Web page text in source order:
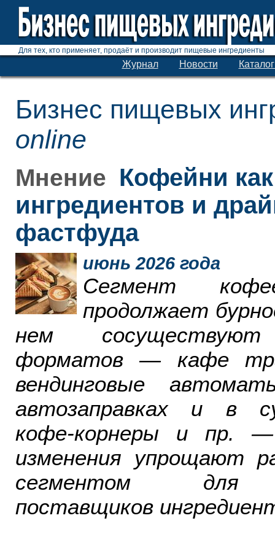
Для тех, кто применяет, продаёт и производит пищевые ингредиенты
Журнал Новости
Бизнес пищевых
online
Мнение Кофейни
ингредиентов и
фастфуда
июнь 2026 года
Сегмент
продолжает
нем
форматов — кафе
вендинговые
автозаправках и в
кофе-корнеры и пр.
изменения упрощают
сегментом для
поставщиков